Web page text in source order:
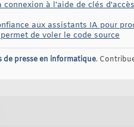
à l'aide de clés d'accès
aux assistants IA pour
de voler le code source
de presse en informatique.